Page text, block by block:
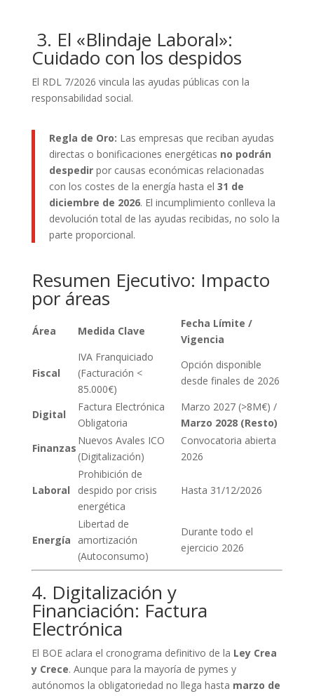
3. El «Blindaje Laboral»:
Cuidado con los despidos
El RDL 7/2026 vincula las ayudas públicas con la
responsabilidad social.
Regla de Oro: Las empresas que reciban ayudas
directas o bonificaciones energéticas no podrán
despedirpor causas económicas relacionadas
con los costes de la energía hasta el 31 de
diciembre de 2026. El incumplimiento conlleva la
devolución total de las ayudas recibidas, no solo la
parte proporcional.
Resumen Ejecutivo: Impacto
por áreas
Área Medida Clave
Fecha Límite /
Vigencia
Fiscal
IVA Franquiciado
(Facturación <
85.000€)
Opción disponible
desde finales de 2026
Digital
Factura Electrónica
Obligatoria
Marzo 2027 (>8M€) /
Marzo 2028 (Resto)
Finanzas
Nuevos Avales ICO
(Digitalización)
Convocatoria abierta
2026
Laboral
Prohibición de
despido por crisis
energética
Hasta 31/12/2026
Energía
Libertad de
amortización
(Autoconsumo)
Durante todo el
ejercicio 2026
4. Digitalización y
Financiación: Factura
Electrónica
El BOE aclara el cronograma definitivo de la Ley Crea
y Crece. Aunque para la mayoría de pymes y
autónomos la obligatoriedad no llega hasta marzo de